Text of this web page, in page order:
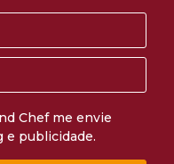
Chef me envie
e publicidade.